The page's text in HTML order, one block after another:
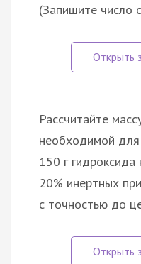
(Запишите число
Рассчитайте
необходимой для
150 г
20% инертных
с точностью до